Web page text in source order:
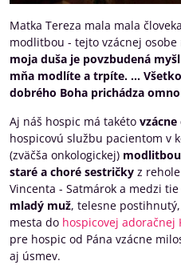
Matka Tereza mala mala
modlitbou - tejto vzácnej osobe
moja duša je povzbudená
mňa modlíte a trpíte. ...
dobrého Boha prichádza
Aj náš hospic má takéto vzácne
hospicovú službu pacientom v
(zväčša onkologickej)
staré a choré sestričky z
Vincenta - Satmárok a medzi
mladý muž, telesne
mesta do hospicovej adoračnej
pre hospic od Pána vzácne
aj úsmev.